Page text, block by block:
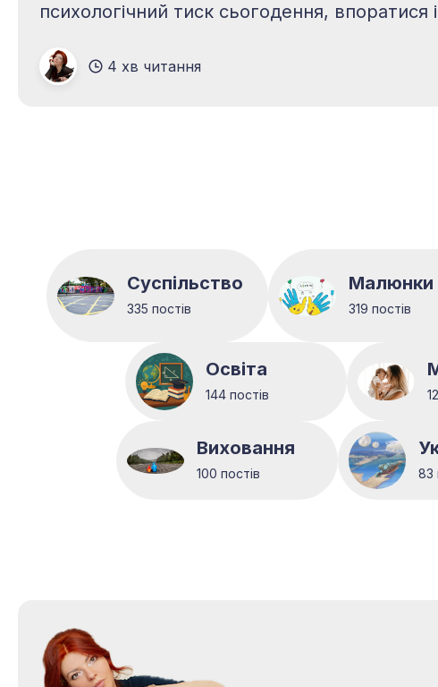
психологічний тиск сьогодення, впоратися і
4 хв читання
Суспільство
335 постів
Малюнки
319 постів
Освіта
144 постів
Виховання
100 постів 83